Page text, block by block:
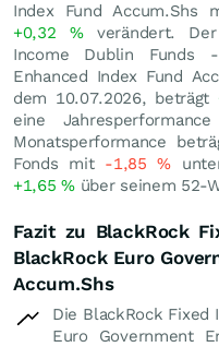
Index Fund Accum.Shs
+0,32 %verändert. Der
Income Dublin Funds
Enhanced Index Fund
dem 10.07.2026, beträgt
eine
Monatsperformance
Fonds mit -1,85%
+1,65%über seinem 52-
Fazit zu BlackRock
BlackRock Euro
Accum.Shs
Die BlackRock Fixed
Euro Government